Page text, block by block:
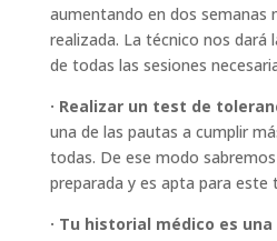
aumentando en dos semanas
realizada. La técnico nos dará
de todas las sesiones
· Realizar un test de
una de las pautas a cumplir
todas. De ese modo
preparada y es apta para este
· Tu historial médico es